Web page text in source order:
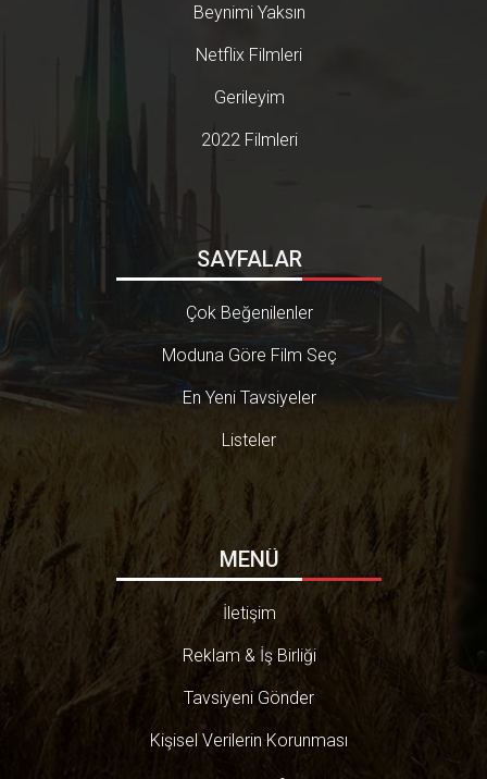
Beynimi Yaksın
Netflix Filmleri
Gerileyim
2022 Filmleri
SAYFALAR
Çok Beğenilenler
Moduna Göre Film Seç
En Yeni Tavsiyeler
Listeler
MENÜ
İletişim
Reklam & İş Birliği
Tavsiyeni Gönder
Kişisel Verilerin Korunması